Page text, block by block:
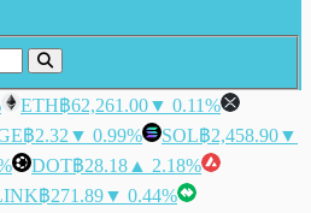
ETH฿62,261.00▼ 0.11%
฿2.32 ▼ 0.99% SOL฿2,458.90▼
DOT฿28.18 ▲ 2.18%
฿271.89▼ 0.44%